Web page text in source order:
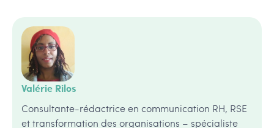
Valérie Rilos
Consultante-rédactrice en communication RH, RSE
et transformation des organisations – spécialiste